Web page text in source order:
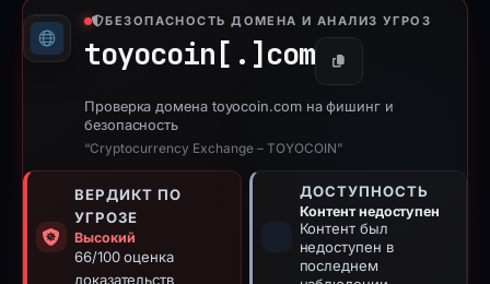
БЕЗОПАСНОСТЬ ДОМЕНА И АНАЛИЗ УГРОЗ
toyocoin[.] com Копировать
Проверка домена toyocoin.com на фишинг и
безопасность
“Cryptocurrency Exchange – TOYOCOIN”
ВЕРДИКТ ПО
УГРОЗЕ
Высокий
66/100 оценка
доказательств
ДОСТУПНОСТЬ
Контент недоступен
Контент был
недоступен в
последнем